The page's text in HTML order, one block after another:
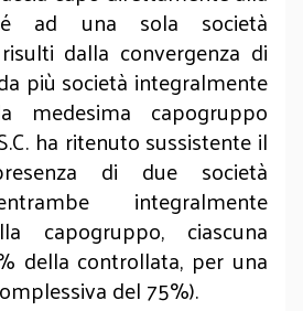
ad una sola società
dalla convergenza di
più società integralmente
medesima capogruppo
ha ritenuto sussistente il
di due società
integralmente
capogruppo, ciascuna
della controllata, per una
del 75%).